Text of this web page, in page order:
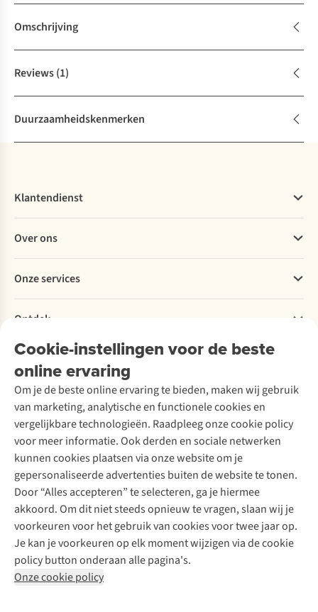
Omschrijving
Reviews(1)
Duurzaamheidskenmerken
Cookie-instellingen voor de beste
online ervaring
Om je de beste online ervaring te bieden, maken wij gebruik
van marketing, analytische en functionele cookies en
vergelijkbare technologieën. Raadpleeg onze cookie policy
voor meer informatie. Ook derden en sociale netwerken
kunnen cookies plaatsen via onze website om je
gepersonaliseerde advertenties buiten de website te tonen.
Door “Alles accepteren” te selecteren, ga je hiermee
akkoord. Om dit niet steeds opnieuw te vragen, slaan wij je
voorkeuren voor het gebruik van cookies voor twee jaar op.
Je kan je voorkeuren op elk moment wijzigen via de cookie
policy button onderaan alle pagina's.
Onze cookie policy
Klantendienst
Bestellen
Betalen
Levering
Retourneren
Bestelling herroepen
Garantie
Contact
Over ons
Explore More
Verantwoord ondernemen
Over Ayacucho
Onze winkels
Over A.S.Adventure
Toegankelijkheidsverklaring
Onze services
Ski-onderhoud
Wasservice
Schoenonderhoud
Schoenherstelling
Kledingherstelling
Retouches
Voor bedrijven
Ontdek
A.S.Magazine
Podcast
Explore Academy
Explore Camp
Gear Check
Inspiratie & advies
Meld je aan voor de nieuwsbrief
Follow us
Disclaimer Privacy Policy
Algemene voorwaarden
Cookie Policy